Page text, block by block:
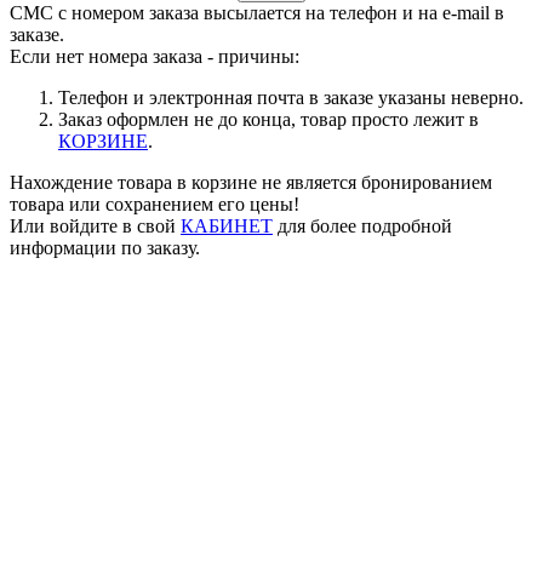
СМС с номером заказа высылается на телефон и на e-mail в
заказе.
Если нет номера заказа - причины:
Телефон и электронная почта в заказе указаны неверно.
Заказ оформлен не до конца, товар просто лежит в
КОРЗИНЕ.
Нахождение товара в корзине не является бронированием
товара или сохранением его цены!
Или войдите в свой КАБИНЕТ для более подробной
информации по заказу.